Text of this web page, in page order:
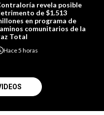
revela posible
de $1.513
en programa de
comunitarios de la
Total
Hace5 horas